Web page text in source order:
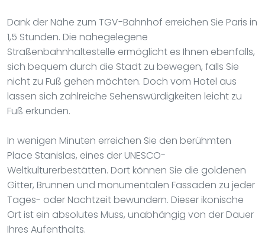
Dank der Nähe zum TGV-Bahnhof erreichen Sie Paris in
1,5 Stunden. Die nahegelegene
Straßenbahnhaltestelle ermöglicht es Ihnen ebenfalls,
sich bequem durch die Stadt zu bewegen, falls Sie
nicht zu Fuß gehen möchten. Doch vom Hotel aus
lassen sich zahlreiche Sehenswürdigkeiten leicht zu
Fuß erkunden.
In wenigen Minuten erreichen Sie den berühmten
Place Stanislas, eines der UNESCO-
Weltkulturerbestätten. Dort können Sie die goldenen
Gitter, Brunnen und monumentalen Fassaden zu jeder
Tages- oder Nachtzeit bewundern. Dieser ikonische
Ort ist ein absolutes Muss, unabhängig von der Dauer
Ihres Aufenthalts.